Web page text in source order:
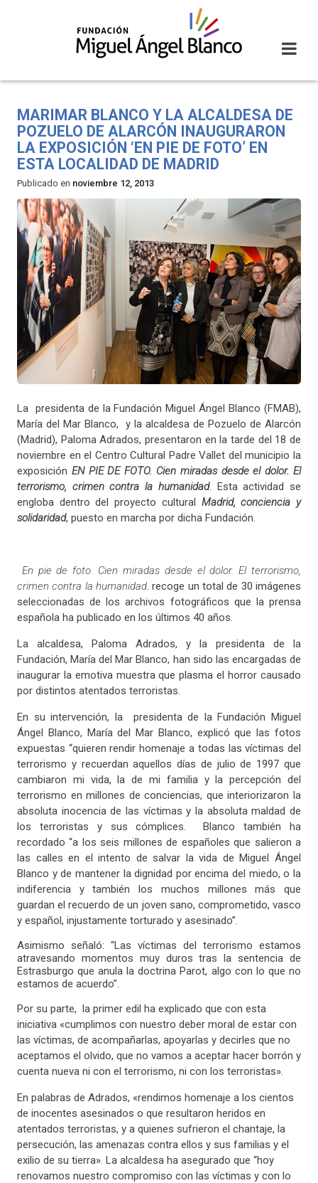
MARIMAR BLANCO Y LA ALCALDESA DE
POZUELO DE ALARCÓN INAUGURARON
LA EXPOSICIÓN ‘EN PIE DE FOTO’ EN
ESTA LOCALIDAD DE MADRID
Publicado en noviembre 12, 2013
La presidenta de la Fundación Miguel Ángel Blanco (FMAB),
María del Mar Blanco, y la alcaldesa de Pozuelo de Alarcón
(Madrid), Paloma Adrados, presentaron en la tarde del 18 de
noviembre en el Centro Cultural Padre Vallet del municipio la
exposición EN PIE DE FOTO. Cien miradas desde el dolor. El
terrorismo, crimen contra la humanidad. Esta actividad se
engloba dentro del proyecto cultural Madrid, conciencia y
solidaridad, puesto en marcha por dicha Fundación.
En pie de foto. Cien miradas desde el dolor. El terrorismo,
crimen contra la humanidad. recoge un total de 30 imágenes
seleccionadas de los archivos fotográficos que la prensa
española ha publicado en los últimos 40 años.
La alcaldesa, Paloma Adrados, y la presidenta de la
Fundación, María del Mar Blanco, han sido las encargadas de
inaugurar la emotiva muestra que plasma el horror causado
por distintos atentados terroristas.
En su intervención, la presidenta de la Fundación Miguel
Ángel Blanco, María del Mar Blanco, explicó que las fotos
expuestas “quieren rendir homenaje a todas las víctimas del
terrorismo y recuerdan aquellos días de julio de 1997 que
cambiaron mi vida, la de mi familia y la percepción del
terrorismo en millones de conciencias, que interiorizaron la
absoluta inocencia de las víctimas y la absoluta maldad de
los terroristas y sus cómplices. Blanco también ha
recordado “a los seis millones de españoles que salieron a
las calles en el intento de salvar la vida de Miguel Ángel
Blanco y de mantener la dignidad por encima del miedo, o la
indiferencia y también los muchos millones más que
guardan el recuerdo de un joven sano, comprometido, vasco
y español, injustamente torturado y asesinado”.
Asimismo señaló: “Las víctimas del terrorismo estamos
atravesando momentos muy duros tras la sentencia de
Estrasburgo que anula la doctrina Parot, algo con lo que no
estamos de acuerdo”.
Por su parte, la primer edil ha explicado que con esta
iniciativa «cumplimos con nuestro deber moral de estar con
las víctimas, de acompañarlas, apoyarlas y decirles que no
aceptamos el olvido, que no vamos a aceptar hacer borrón y
cuenta nueva ni con el terrorismo, ni con los terroristas».
En palabras de Adrados, «rendimos homenaje a los cientos
de inocentes asesinados o que resultaron heridos en
atentados terroristas, y a quienes sufrieron el chantaje, la
persecución, las amenazas contra ellos y sus familias y el
exilio de su tierra». La alcaldesa ha asegurado que “hoy
renovamos nuestro compromiso con las víctimas y con lo